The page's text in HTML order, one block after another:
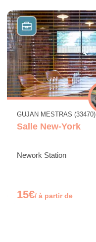
GUJAN MESTRAS (33470)
Salle New-York
Nework Station
15€/ à partir de